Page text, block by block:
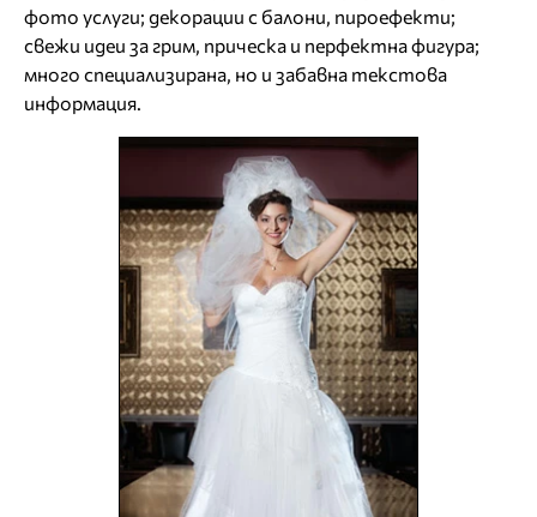
фото услуги; декорации с балони, пироефекти;
свежи идеи за грим, прическа и перфектна фигура;
много специализирана, но и забавна текстова
информация.